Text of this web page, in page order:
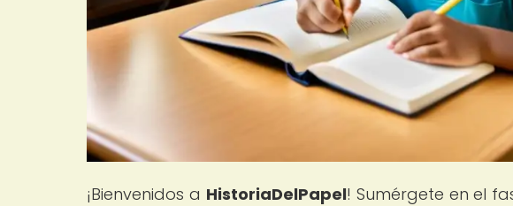
¡Bienvenidos a HistoriaDelPapel! Sumérgete en el